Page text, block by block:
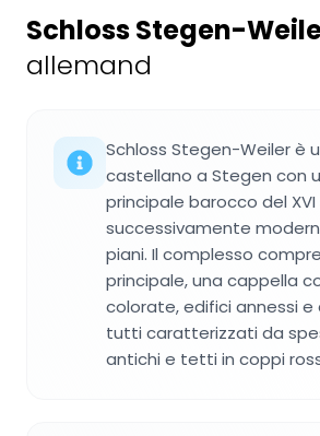
Schloss Stegen-
allemand
Schloss Stegen-Weiler è
castellano a Stegen con
principale barocco del
successivamente
piani. Il complesso
principale, una cappella
colorate, edifici annessi e
tutti caratterizzati da
antichi e tetti in coppi